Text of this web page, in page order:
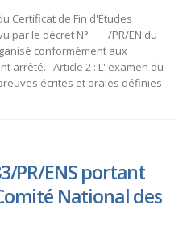
Certificat de Fin d'Études
par le décret N° /PR/EN du
conformément aux
arrêté. Article 2 : L' examen du
écrites et orales définies
PR/ENS portant
National des